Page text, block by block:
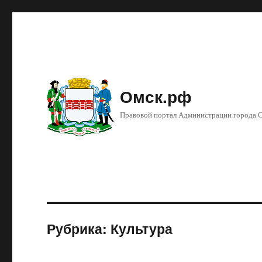
Омск.рф
Правовой портал Администрации города
Рубрика: Культура